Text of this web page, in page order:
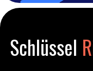
Schlüssel